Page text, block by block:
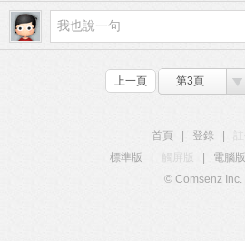
上一頁 第3頁
首頁 登錄
標準版
觸屏版 電腦版
© Comsenz Inc.